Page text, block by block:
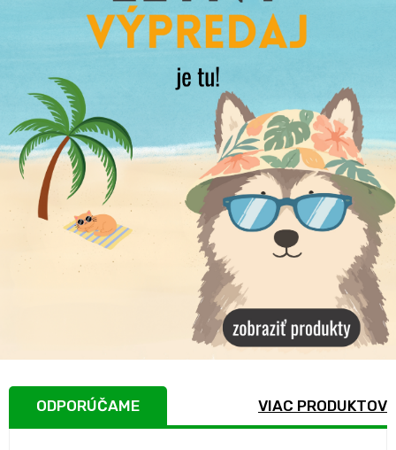
ODPORÚČAME VIAC PRODUKTOV